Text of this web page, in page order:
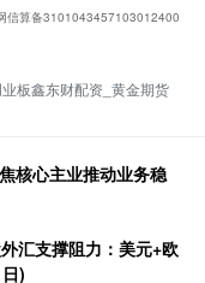
信算备3101043457103012400
板鑫东财配资_黄金期货
核心主业推动业务稳
汇支撑阻力：美元+欧
)